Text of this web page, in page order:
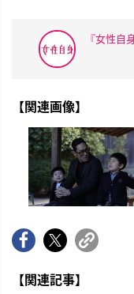
『女性自
【関連画像】
【関連記事】